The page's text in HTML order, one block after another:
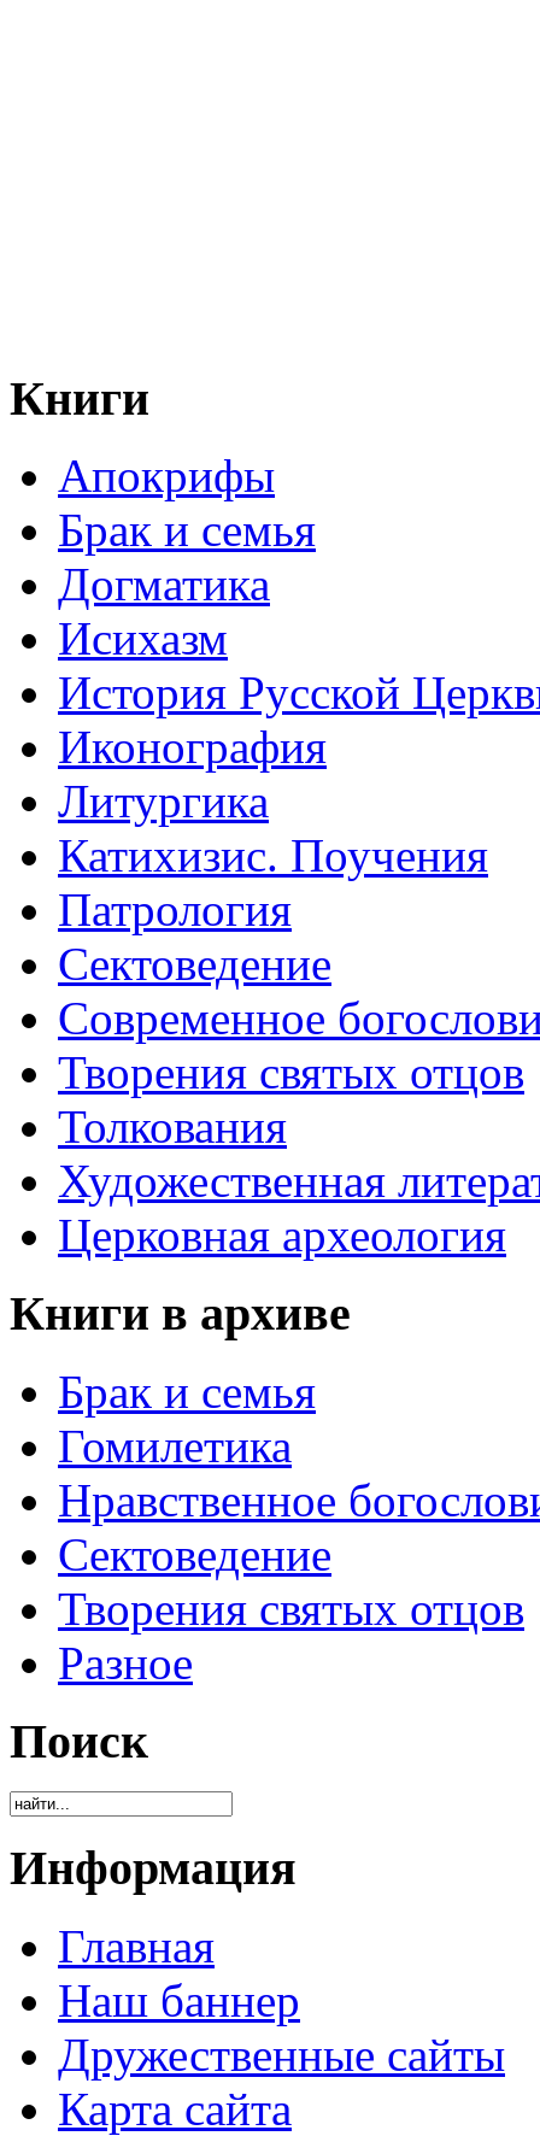
Книги
Апокрифы
Брак и семья
Догматика
Исихазм
История Русской
Иконография
Литургика
Катихизис. Поучения
Патрология
Сектоведение
Современное
Творения святых отцов
Толкования
Художественная
Церковная археология
Книги в архиве
Брак и семья
Гомилетика
Нравственное
Сектоведение
Творения святых отцов
Разное
Поиск
Информация
Главная
Наш баннер
Дружественные сайты
Карта сайта